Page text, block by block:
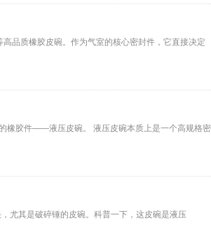
品质橡胶皮碗。作为气室的核心密封件，它直接决定
橡胶件——液压皮碗。 液压皮碗本质上是一个高规格密
尤其是破碎锤的皮碗。科普一下，这皮碗是液压